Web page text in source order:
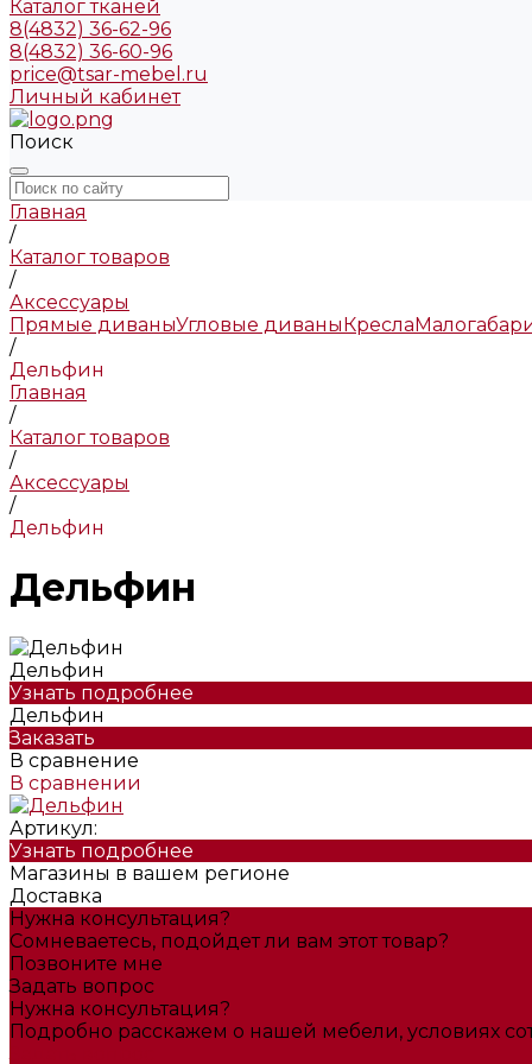
Каталог тканей
8(4832) 36-62-96
8(4832) 36-60-96
price@tsar-mebel.ru
Личный кабинет
Поиск
Главная
/
Каталог товаров
/
Аксессуары
Прямые диваныУгловые диваныКресла
/
Дельфин
Главная
/
Каталог товаров
/
Аксессуары
/
Дельфин
Дельфин
Дельфин
Узнать подробнее
Дельфин
Заказать
В сравнение
В сравнении
Артикул:
Узнать подробнее
Магазины в вашем регионе
Доставка
Нужна консультация?
Сомневаетесь, подойдет ли вам этот товар?
Позвоните мне
Задать вопрос
Нужна консультация?
Подробно расскажем о нашей мебели, условиях